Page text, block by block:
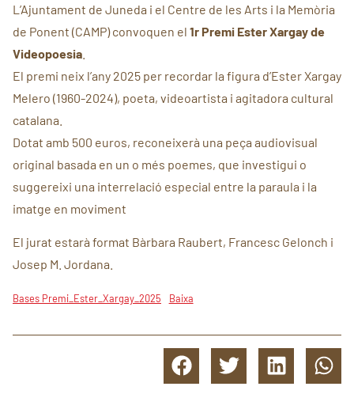
L’Ajuntament de Juneda i el Centre de les Arts i la Memòria
de Ponent (CAMP) convoquen el 1r Premi Ester Xargay de
Videopoesia
El premi neix l’any 2025 per recordar la figura d’Ester Xargay
Melero (1960-2024), poeta, videoartista i agitadora cultural
catalana.
Dotat amb 500 euros, reconeixerà una peça audiovisual
original basada en un o més poemes, que investigui o
suggereixi una interrelació especial entre la paraula i la
imatge en moviment
El jurat estarà format Bàrbara Raubert, Francesc Gelonch i
Josep M. Jordana.
Bases Premi_Ester_Xargay_2025 Baixa